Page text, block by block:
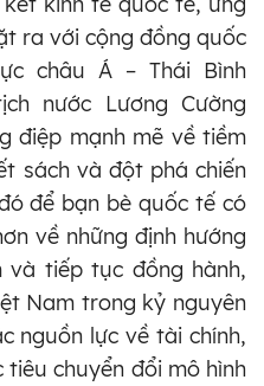
ra với cộng đồng quốc
châu Á – Thái Bình
nước Lương Cường
điệp mạnh mẽ về tiềm
sách và đột phá chiến
để bạn bè quốc tế có
về những định hướng
tiếp tục đồng hành,
Nam trong kỷ nguyên
nguồn lực về tài chính,
chuyển đổi mô hình